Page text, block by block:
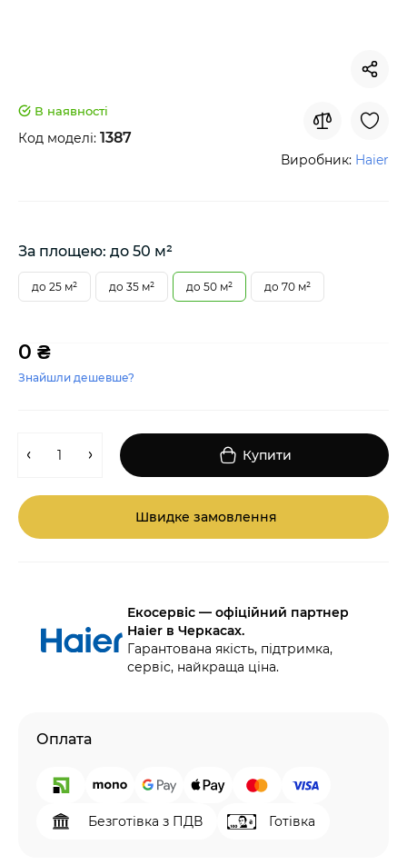
В наявності
Код моделі: 1387
Виробник: Haier
За площею: до 50 м²
до 25 м² до 35 м² до 50 м² до 70 м²
0 ₴
Знайшли дешевше?
Купити
Швидке замовлення
Екосервіс — офіційний партнер
Haier в Черкасах.
Гарантована якість, підтримка,
сервіс, найкраща ціна.
Оплата
Безготівка з ПДВ Готівка